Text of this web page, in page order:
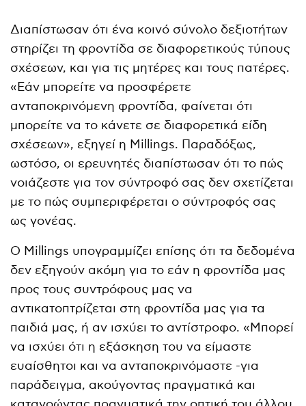
Διαπίστωσαν ότι ένα κοινό σύνολο δεξιοτήτων
στηρίζει τη φροντίδα σε διαφορετικούς τύπους
σχέσεων, και για τις μητέρες και τους πατέρες.
«Εάν μπορείτε να προσφέρετε
ανταποκρινόμενη φροντίδα, φαίνεται ότι
μπορείτε να το κάνετε σε διαφορετικά είδη
σχέσεων», εξηγεί η Millings. Παραδόξως,
ωστόσο, οι ερευνητές διαπίστωσαν ότι το πώς
νοιάζεστε για τον σύντροφό σας δεν σχετίζεται
με το πώς συμπεριφέρεται ο σύντροφός σας
ως γονέας.
Ο Millings υπογραμμίζει επίσης ότι τα δεδομένα
δεν εξηγούν ακόμη για το εάν η φροντίδα μας
προς τους συντρόφους μας να
αντικατοπτρίζεται στη φροντίδα μας για τα
παιδιά μας, ή αν ισχύει το αντίστροφο. «Μπορεί
να ισχύει ότι η εξάσκηση του να είμαστε
ευαίσθητοι και να ανταποκρινόμαστε -για
παράδειγμα, ακούγοντας πραγματικά και